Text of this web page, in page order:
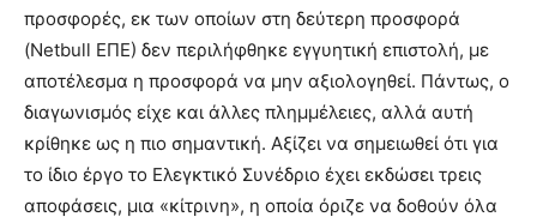
προσφορές, εκ των οποίων στη δεύτερη προσφορά
(Netbull ΕΠΕ) δεν περιλήφθηκε εγγυητική επιστολή, με
αποτέλεσμα η προσφορά να μην αξιολογηθεί. Πάντως, ο
διαγωνισμός είχε και άλλες πλημμέλειες, αλλά αυτή
κρίθηκε ως η πιο σημαντική. Αξίζει να σημειωθεί ότι για
το ίδιο έργο το Ελεγκτικό Συνέδριο έχει εκδώσει τρεις
αποφάσεις, μια «κίτρινη», η οποία όριζε να δοθούν όλα